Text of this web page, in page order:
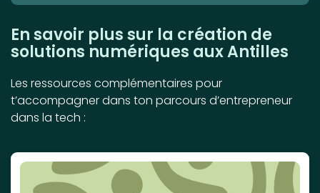
En savoir plus sur la création de
solutions numériques aux Antilles
Les ressources complémentaires pour
t’accompagner dans ton parcours d’entrepreneur
dans la tech :